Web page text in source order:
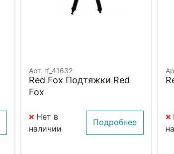
Арт. rf_41632
Red Fox Подтяжки Red
Fox
Нет в
наличии
Подробнее